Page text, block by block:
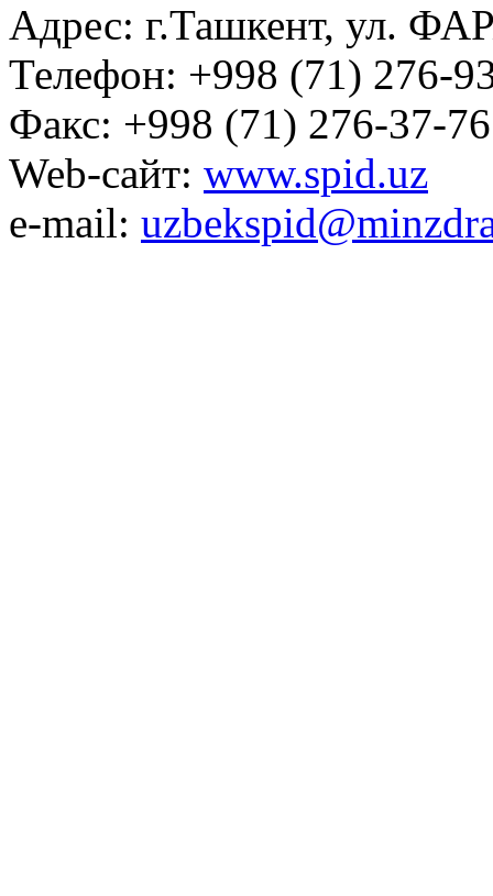
Адрес: г.Ташкент, ул.
Телефон: +998 (71) 276-
Факс: +998 (71) 276-37-76
Web-сайт: www.spid.uz
e-mail: